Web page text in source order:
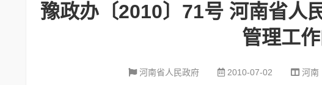
豫政办〔2010〕71号 河南省人
管理工
河南省人民政府 2010-07-02 河南